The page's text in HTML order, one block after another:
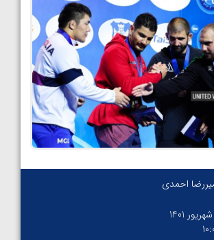
احمدی